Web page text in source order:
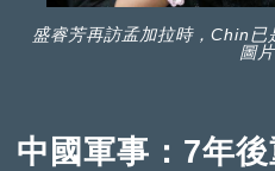
盛睿芳再訪孟加拉時，Chin已
圖片
中國軍事：7年